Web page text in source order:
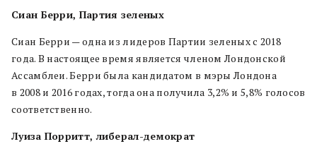
Сиан Берри, Партия зеленых
Сиан Берри — одна из лидеров Партии зеленых с 2018
года. В настоящее время является членом Лондонской
Ассамблеи. Берри была кандидатом в мэры Лондона
в 2008 и 2016 годах, тогда она получила 3,2% и 5,8% голосов
соответственно.
Луиза Порритт, либерал-демократ